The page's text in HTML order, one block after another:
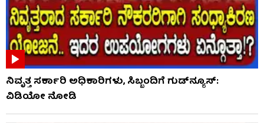
ನಿವೃತ್ತ ಸರ್ಕಾರಿ ಅಧಿಕಾರಿಗಳು, ಸಿಬ್ಬಂದಿಗೆ ಗುಡ್​ನ್ಯೂಸ್:
ವಿಡಿಯೋ ನೋಡಿ